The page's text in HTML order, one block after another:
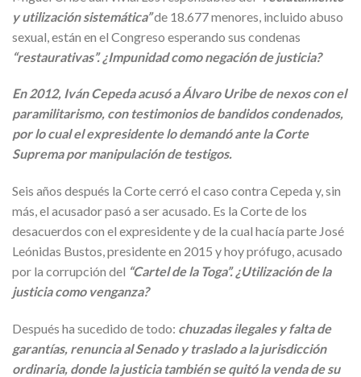
y utilización sistemática”de 18.677 menores, incluido abuso
sexual, están en el Congreso esperando sus condenas
“restaurativas”. ¿Impunidad como negación de justicia?
En 2012, Iván Cepeda acusó a Álvaro Uribe de nexos con el
paramilitarismo, con testimonios de bandidos condenados,
por lo cual el expresidente lo demandó ante la Corte
Suprema por manipulación de testigos.
Seis años después la Corte cerró el caso contra Cepeda y, sin
más, el acusador pasó a ser acusado. Es la Corte de los
desacuerdos con el expresidente y de la cual hacía parte José
Leónidas Bustos, presidente en 2015 y hoy prófugo, acusado
por la corrupción del “Cartel de la Toga”. ¿Utilización de la
justicia como venganza?
Después ha sucedido de todo: chuzadas ilegales y falta de
garantías, renuncia al Senado y traslado a la jurisdicción
ordinaria, donde la justicia también se quitó la venda de su